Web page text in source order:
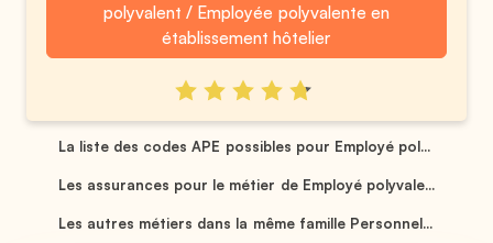
polyvalent / Employée polyvalente en
établissement hôtelier
La liste des codes APE possibles pour Employé pol...
Les assurances pour le métier de Employé polyvale...
Les autres métiers dans la même famille Personnel...